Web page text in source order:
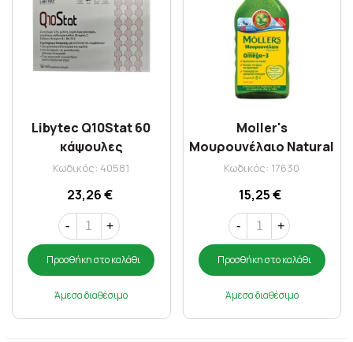
Libytec Q10Stat 60
κάψουλες
Κωδικός: 40581
23,26 €
- +
Προσθήκη στο καλάθι
Άμεσα διαθέσιμο
Moller's
Μουρουνέλαιο Natural
250 ml
Κωδικός: 17630
15,25 €
- +
Προσθήκη στο καλάθι
Άμεσα διαθέσιμο